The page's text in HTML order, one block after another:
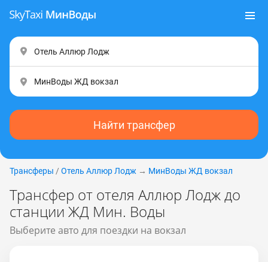
Найти трансфер
Трансферы / Отель Аллюр Лодж → МинВоды ЖД вокзал
Трансфер от отеля Аллюр Лодж до
станции ЖД Мин. Воды
Выберите авто для поездки на вокзал